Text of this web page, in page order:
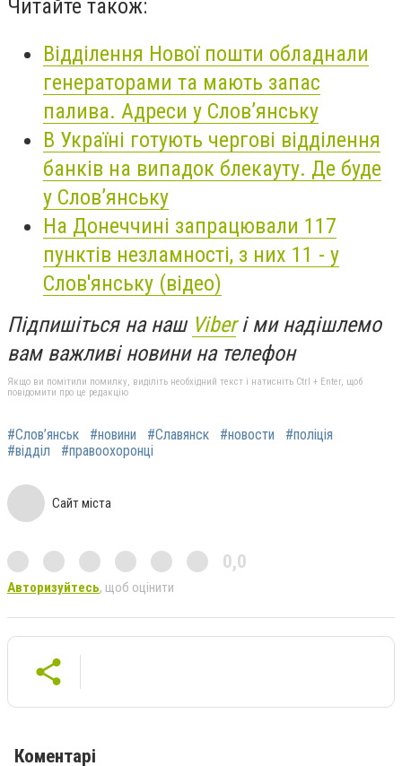
Читайте також:
Відділення Нової пошти обладнали
генераторами та мають запас
палива. Адреси у Слов’янську
В Україні готують чергові відділення
банків на випадок блекауту. Де буде
у Слов’янську
На Донеччині запрацювали 117
пунктів незламності, з них 11 - у
Слов'янську (відео)
Підпишіться на наш Viberі ми надішлемо
вам важливі новини на телефон
Якщо ви помітили помилку, виділіть необхідний текст і натисніть Ctrl + Enter, щоб
повідомити про це редакцію
#Слов’янськ #новини #Славянск #новости
#поліція
#відділ
#правоохоронці
Сайт міста
0,0
Авторизуйтесь, щоб оцінити
Коментарі